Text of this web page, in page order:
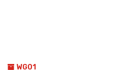
WG01